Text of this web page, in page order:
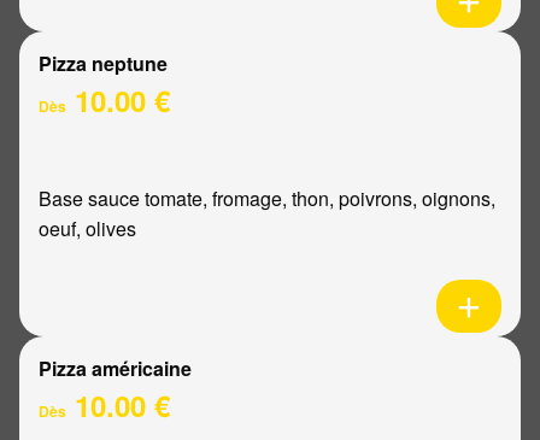
Pizza neptune
Dès 10.00 €
Base sauce tomate, fromage, thon, poivrons, oignons,
oeuf, olives
Pizza américaine
Dès 10.00 €